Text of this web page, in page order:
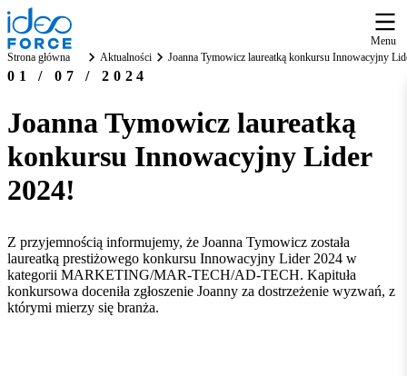
Menu
Strona główna
Aktualności Joanna Tymowicz laureatką konkursu Innowacyjny
01 / 07 / 2024
Joanna Tymowicz laureatką
konkursu Innowacyjny Lider
2024!
Z przyjemnością informujemy, że Joanna Tymowicz została
laureatką prestiżowego konkursu Innowacyjny Lider 2024 w
kategorii MARKETING/MAR-TECH/AD-TECH. Kapituła
konkursowa doceniła zgłoszenie Joanny za dostrzeżenie wyzwań, z
którymi mierzy się branża.